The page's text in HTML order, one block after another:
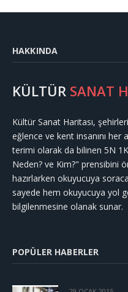
HAKKINDA
KÜLTÜR SANAT
Kültür Sanat Haritası,
eğlence ve kent insanını her
terimi olarak da bilinen 5N
Neden? ve Kim?" prensibini
hazırlarken okuyucuya
sayede hem okuyucuya yol
bilgilenmesine olanak sunar.
POPÜLER HABERLER